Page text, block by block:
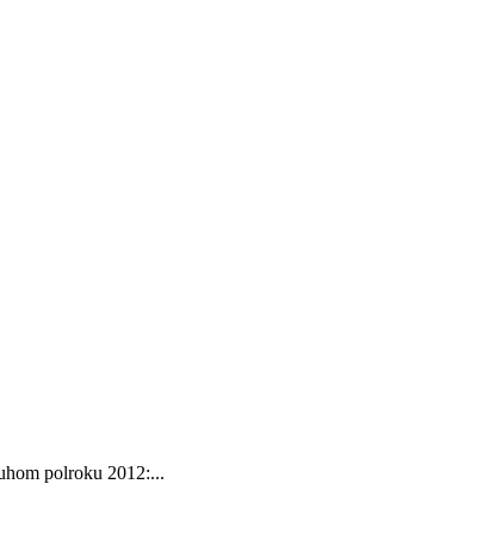
polroku 2012:...